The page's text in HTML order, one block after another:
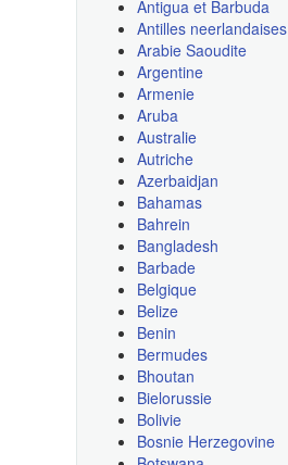
Antigua et Barbuda
Antilles neerlandaises
Arabie Saoudite
Argentine
Armenie
Aruba
Australie
Autriche
Azerbaidjan
Bahamas
Bahrein
Bangladesh
Barbade
Belgique
Belize
Benin
Bermudes
Bhoutan
Bielorussie
Bolivie
Bosnie Herzegovine